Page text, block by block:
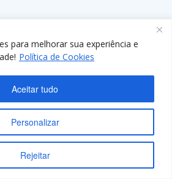
para melhorar sua experiência e
Política de Cookies
Personalizar
Rejeitar
Aceitar tudo